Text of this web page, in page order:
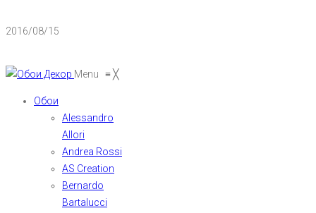
2016/08/15
Menu ≡╳
Обои
Alessandro
Allori
Andrea Rossi
AS Creation
Bernardo
Bartalucci